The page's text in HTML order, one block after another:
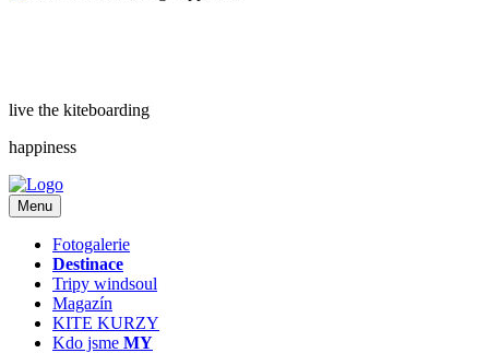
live the kiteboarding
happiness
Menu
Fotogalerie
Destinace
Tripy windsoul
Magazín
KITE KURZY
Kdo jsme MY